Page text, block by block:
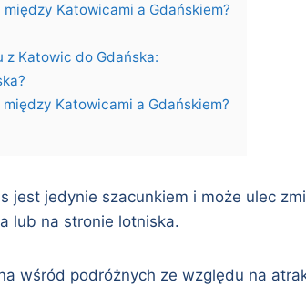
Katowicami a Gdańskiem?
Katowic do Gdańska:
Katowicami a Gdańskiem?
jest jedynie szacunkiem i może ulec
lub na stronie lotniska.
wśród podróżnych ze względu na